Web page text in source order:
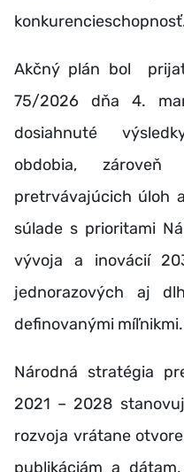
Akčný plán bol
75/2026 dňa 4.
dosiahnuté
obdobia,
pretrvávajúcich úloh
súlade s prioritami
vývoja a inovácií
jednorazových aj
definovanými míľnikmi.
Národná stratégia
2021 – 2028
rozvoja vrátane
publikáciám a